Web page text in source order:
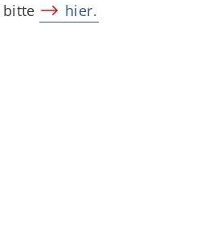
bitte hier.